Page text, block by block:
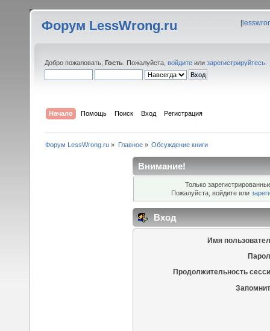
Форум LessWrong.ru [
Добро пожаловать, Гость . Пожалуйста, войдите или зарегистрируйтесь
Начало Помощь Поиск Вход Регистрация
Форум LessWrong.ru » Главное» Обсуждение книги
Внимание!
Только
Пожалуйста, войдите или
Вход
Имя
Продолжительность